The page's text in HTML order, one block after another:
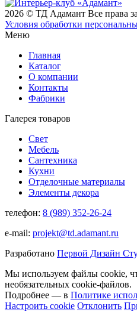
2026 © ТД Адамант Все права
Условия обработки
Меню
Главная
Каталог
О компании
Контакты
Фабрики
Галерея товаров
Свет
Мебель
Сантехника
Кухни
Отделочные материалы
Элементы декора
телефон: 8 (989) 352-26-24
e-mail: projekt@td.adamant.ru
Разработано Первой Дизайн
Мы используем файлы cookie,
необязательных cookie-файлов.
Подробнее — в Политике
Настроить cookie Отклонить